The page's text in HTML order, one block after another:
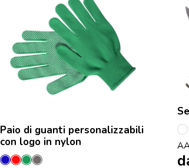
Paio di guanti personalizzabili
con logo in nylon